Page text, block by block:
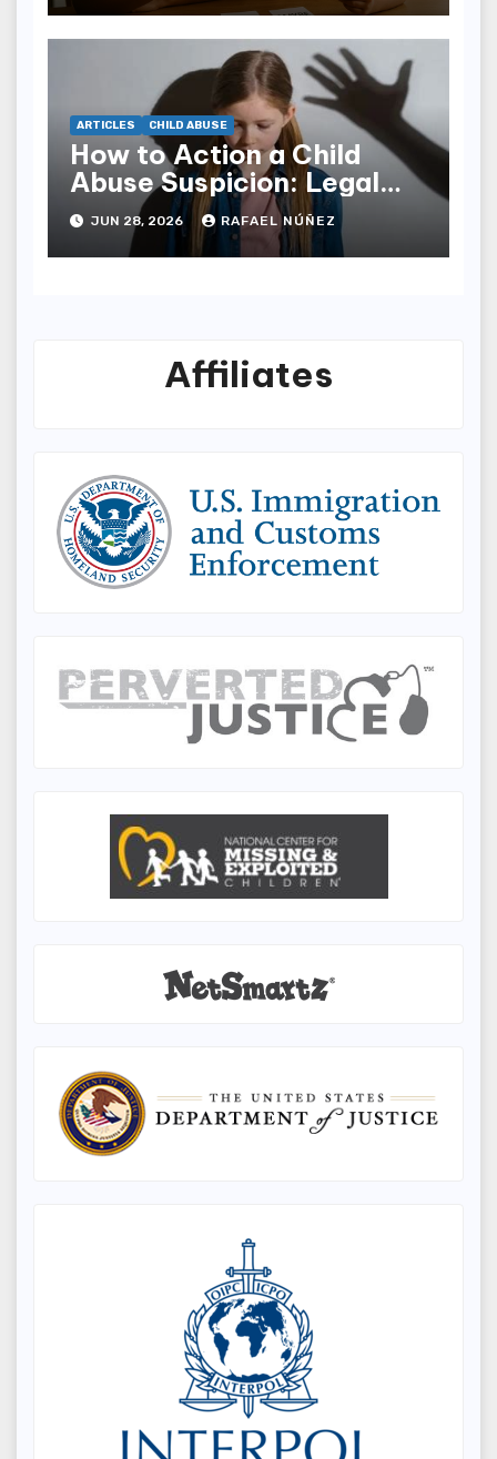
ARTICLES CHILD ABUSE
How to Action a Child
Abuse Suspicion: Legal
Protocols, Tech Traces,
and Victim Support
JUN 28, 2026 RAFAEL NÚÑEZ
Affiliates